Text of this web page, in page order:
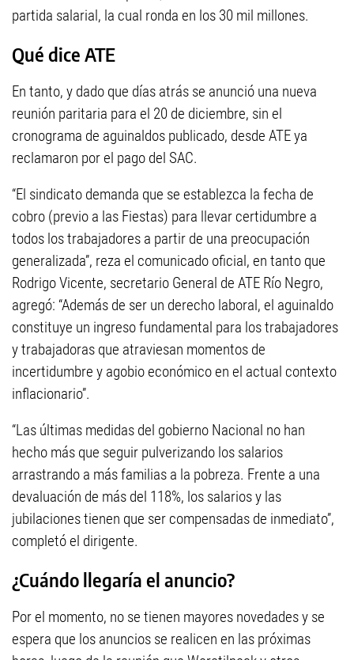
partida salarial, la cual ronda en los 30 mil millones.
Qué dice ATE
En tanto, y dado que días atrás se anunció una nueva
reunión paritaria para el 20 de diciembre, sin el
cronograma de aguinaldos publicado, desde ATE ya
reclamaron por el pago del SAC.
“El sindicato demanda que se establezca la fecha de
cobro (previo a las Fiestas) para llevar certidumbre a
todos los trabajadores a partir de una preocupación
generalizada”, reza el comunicado oficial, en tanto que
Rodrigo Vicente, secretario General de ATE Río Negro,
agregó: “Además de ser un derecho laboral, el aguinaldo
constituye un ingreso fundamental para los trabajadores
y trabajadoras que atraviesan momentos de
incertidumbre y agobio económico en el actual contexto
inflacionario”.
“Las últimas medidas del gobierno Nacional no han
hecho más que seguir pulverizando los salarios
arrastrando a más familias a la pobreza. Frente a una
devaluación de más del 118%, los salarios y las
jubilaciones tienen que ser compensadas de inmediato”,
completó el dirigente.
¿Cuándo llegaría el anuncio?
Por el momento, no se tienen mayores novedades y se
espera que los anuncios se realicen en las próximas